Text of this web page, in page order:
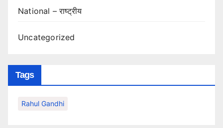
National – राष्ट्रीय
Uncategorized
Tags
Rahul Gandhi